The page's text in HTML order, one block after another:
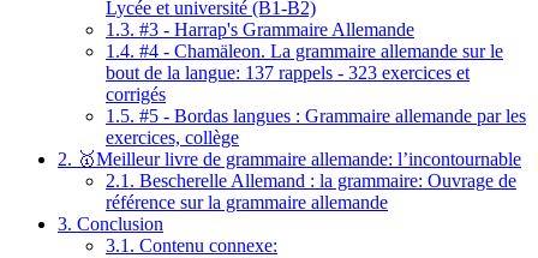
Lycée et université (B1-B2)
1.3. #3 - Harrap's Grammaire Allemande
1.4. #4 - Chamäleon. La grammaire allemande sur le
bout de la langue: 137 rappels - 323 exercices et
corrigés
1.5. #5 - Bordas langues : Grammaire allemande par les
exercices, collège
2. 🥇Meilleur livre de grammaire allemande: l’incontournable
2.1. Bescherelle Allemand : la grammaire: Ouvrage de
référence sur la grammaire allemande
3. Conclusion
3.1. Contenu connexe: